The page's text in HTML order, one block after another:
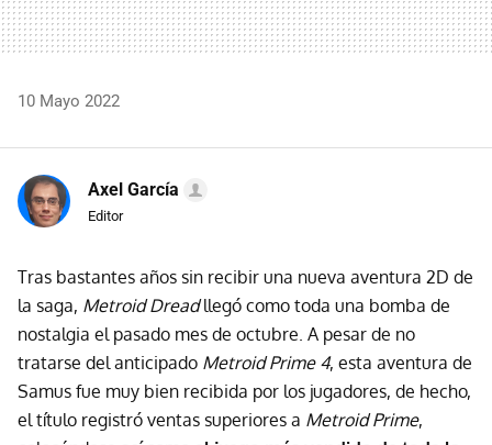
10 Mayo 2022
Axel García
Editor
Tras bastantes años sin recibir una nueva aventura 2D de
la saga, Metroid Dreadllegó como toda una bomba de
nostalgia el pasado mes de octubre. A pesar de no
tratarse del anticipado Metroid Prime 4, esta aventura de
Samus fue muy bien recibida por los jugadores, de hecho,
el título registró ventas superiores a Metroid Prime,